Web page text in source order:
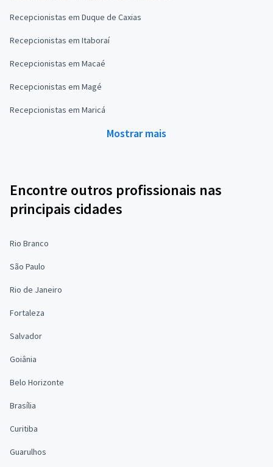
Recepcionistas em Duque de Caxias
Recepcionistas em Itaboraí
Recepcionistas em Macaé
Recepcionistas em Magé
Recepcionistas em Maricá
Mostrar mais
Encontre outros profissionais nas
principais cidades
Rio Branco
São Paulo
Rio de Janeiro
Fortaleza
Salvador
Goiânia
Belo Horizonte
Brasília
Curitiba
Guarulhos